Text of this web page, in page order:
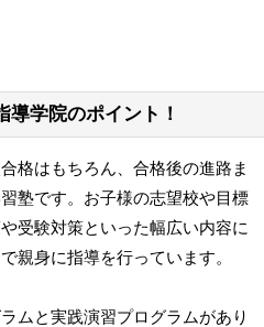
学院のポイント！
格はもちろん、合格後の進路ま
塾です。お子様の志望校や目標
受験対策といった幅広い内容に
親身に指導を行っています。
ムと実践演習プログラムがあり